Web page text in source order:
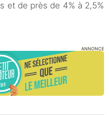
et de près de 4% à 2,5%
ANNONCE